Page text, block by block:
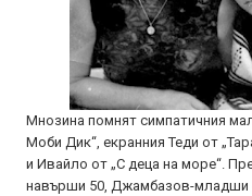
Мнозина помнят симпатичния
Моби Дик“, екранния Теди от
и Ивайло от „С деца на море“.
навърши 50, Джамбазов-младши